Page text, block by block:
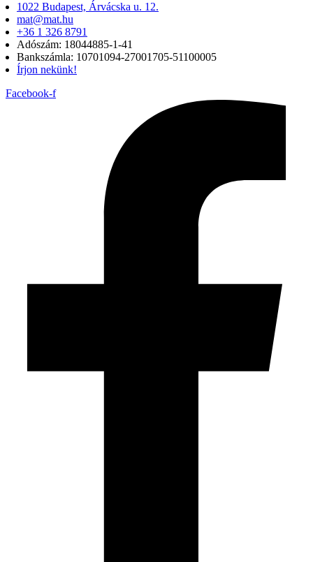
1022 Budapest, Árvácska u. 12.
mat@mat.hu
+36 1 326 8791
Adószám: 18044885-1-41
Bankszámla: 10701094-27001705-51100005
Írjon nekünk!
Facebook-f